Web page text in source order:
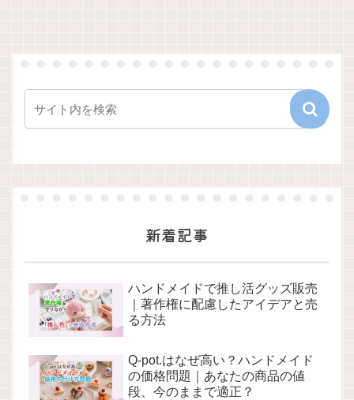
新着記事
ハンドメイドで推し活グッズ販売
｜著作権に配慮したアイデアと売
る方法
Q-pot.はなぜ高い？ハンドメイド
の価格問題｜あなたの商品の値
段、今のままで適正？